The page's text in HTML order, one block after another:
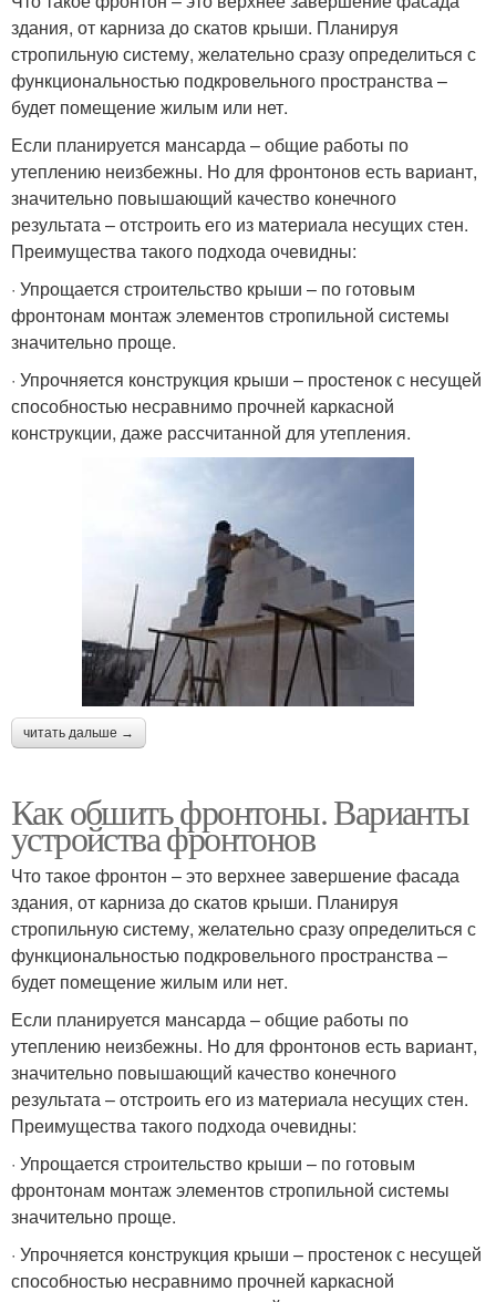
здания, от карниза до скатов крыши. Планируя
стропильную систему, желательно сразу определиться с
функциональностью подкровельного пространства –
будет помещение жилым или нет.
Если планируется мансарда – общие работы по
утеплению неизбежны. Но для фронтонов есть вариант,
значительно повышающий качество конечного
результата – отстроить его из материала несущих стен.
Преимущества такого подхода очевидны:
· Упрощается строительство крыши – по готовым
фронтонам монтаж элементов стропильной системы
значительно проще.
· Упрочняется конструкция крыши – простенок с несущей
способностью несравнимо прочней каркасной
конструкции, даже рассчитанной для утепления.
читать дальше →
Как обшить фронтоны. Варианты
устройства фронтонов
Что такое фронтон – это верхнее завершение фасада
здания, от карниза до скатов крыши. Планируя
стропильную систему, желательно сразу определиться с
функциональностью подкровельного пространства –
будет помещение жилым или нет.
Если планируется мансарда – общие работы по
утеплению неизбежны. Но для фронтонов есть вариант,
значительно повышающий качество конечного
результата – отстроить его из материала несущих стен.
Преимущества такого подхода очевидны:
· Упрощается строительство крыши – по готовым
фронтонам монтаж элементов стропильной системы
значительно проще.
· Упрочняется конструкция крыши – простенок с несущей
способностью несравнимо прочней каркасной